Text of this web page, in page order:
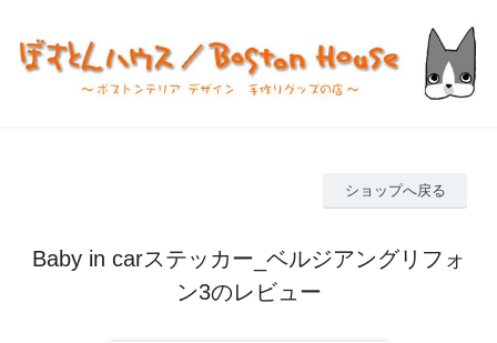
ショップへ戻る
Baby in carステッカー_ベルジアングリフォ
ン3のレビュー